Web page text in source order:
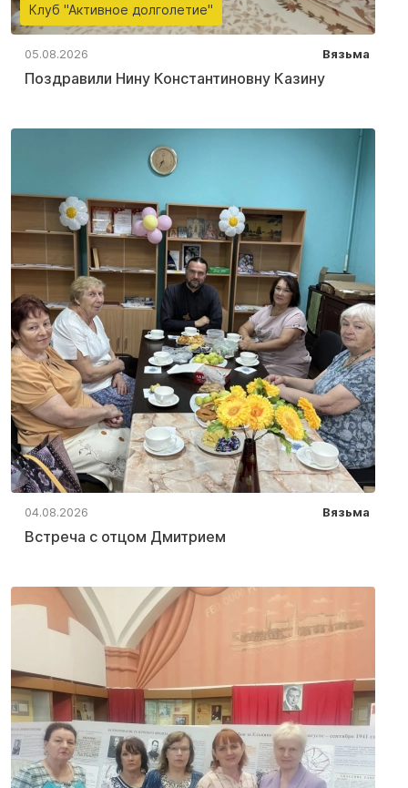
Клуб "Активное долголетие"
05.08.2026 Вязьма
Поздравили Нину Константиновну Казину
04.08.2026 Вязьма
Встреча с отцом Дмитрием